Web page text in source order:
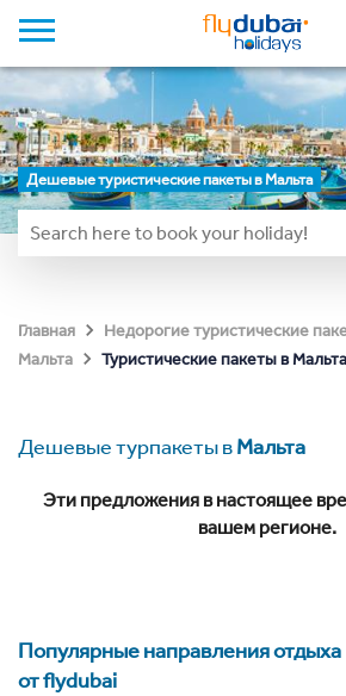
Дешевые туристические пакеты в Мальта
Главная Недорогие туристические
Мальта
Туристические пакеты в Мальта
Дешевые турпакеты вМальта
Эти предложения в настоящее
вашем регионе.
Популярные направления отдыха
от flydubai